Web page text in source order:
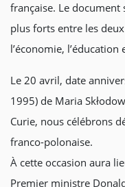
française. Le document
plus forts entre les
l’économie,
Le 20 avril, date
1995) de Maria
Curie, nous célébrons
franco-polonaise.
À cette occasion aura
Premier ministre